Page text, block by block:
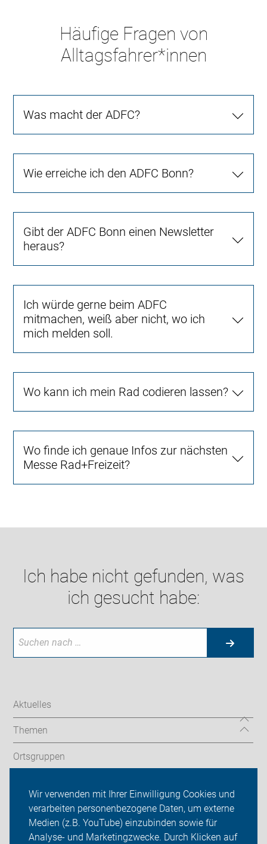
Wir verwenden mit Ihrer Einwilligung Cookies und
verarbeiten personenbezogene Daten, um externe
Medien (z.B. YouTube) einzubinden sowie für
Analyse- und Marketingzwecke. Durch Klicken auf
Häufige Fragen von
Alltagsfahrer*innen
Was macht der ADFC?
Wie erreiche ich den ADFC Bonn?
Gibt der ADFC Bonn einen Newsletter
heraus?
Ich würde gerne beim ADFC
mitmachen, weiß aber nicht, wo ich
mich melden soll.
Wo kann ich mein Rad codieren lassen?
Wo finde ich genaue Infos zur nächsten
Messe Rad+Freizeit?
Ich habe nicht gefunden, was
ich gesucht habe:
Aktuelles
Themen
Ortsgruppen
ADFC Bonn/Rhein-Sieg
Sei dabei